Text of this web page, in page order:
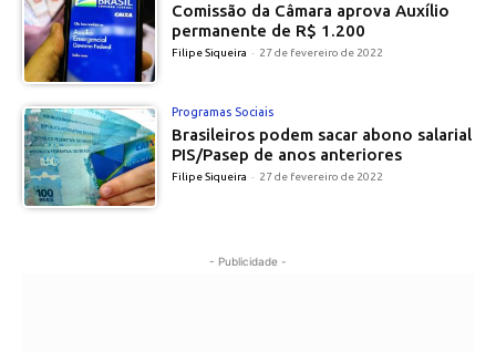
Comissão da Câmara aprova Auxílio
permanente de R$ 1.200
Filipe Siqueira - 27 de fevereiro de 2022
Programas Sociais
Brasileiros podem sacar abono salarial
PIS/Pasep de anos anteriores
Filipe Siqueira - 27 de fevereiro de 2022
- Publicidade -